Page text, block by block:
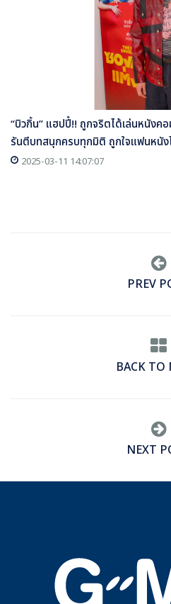
“บิวกิ้น” แฮปปี้!! ถูกจริตได้เล่นหนังค
รันตีบทสนุกครบทุกมิติ ถูกใจแฟนหนั
2025-03-11 14:07:07
PREV
BACK TO
NEXT